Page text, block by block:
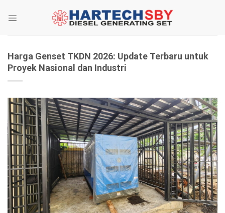
Harga Genset TKDN 2026: Update Terbaru untuk
Proyek Nasional dan Industri